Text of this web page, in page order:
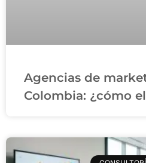
Agencias de
Colombia: ¿cómo